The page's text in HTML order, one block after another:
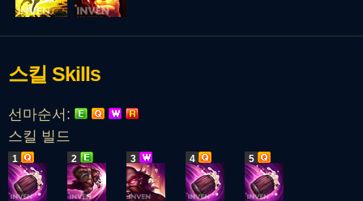
스킬 Skills
선마순서:
스킬 빌드
1 2 3 4 5